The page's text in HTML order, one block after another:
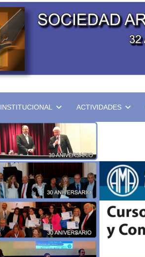
INSTITUCIONAL ACTIVIDADES